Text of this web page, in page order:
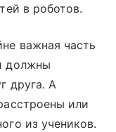
в роботов.
важная часть
должны
друга. А
или
из учеников.